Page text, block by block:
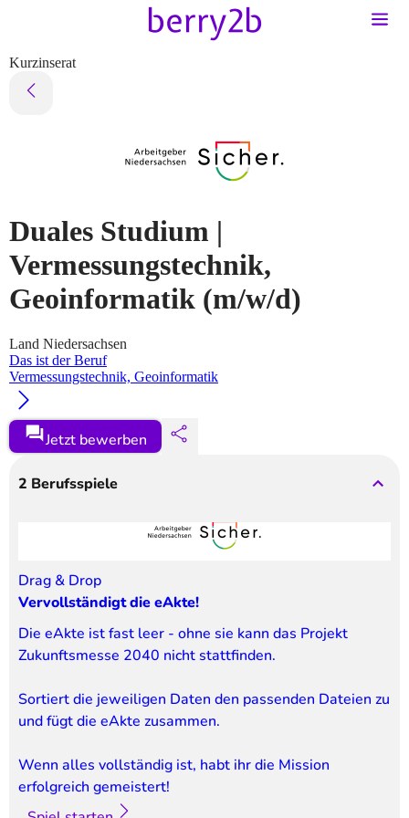
Kurzinserat
Duales Studium |
Vermessungstechnik,
Geoinformatik (m/w/d)
Land Niedersachsen
Das ist der Beruf
Vermessungstechnik, Geoinformatik
Jetzt bewerben
2 Berufsspiele
Drag & Drop
Vervollständigt die eAkte!
Die eAkte ist fast leer - ohne sie kann das Projekt
Zukunftsmesse 2040 nicht stattfinden.
Sortiert die jeweiligen Daten den passenden Dateien zu
und fügt die eAkte zusammen.
Wenn alles vollständig ist, habt ihr die Mission
erfolgreich gemeistert!